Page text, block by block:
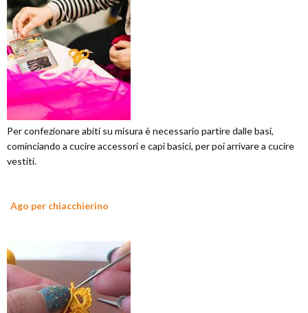
Per confezionare abiti su misura è necessario partire dalle basi,
cominciando a cucire accessori e capi basici, per poi arrivare a cucire
vestiti.
Ago per chiacchierino